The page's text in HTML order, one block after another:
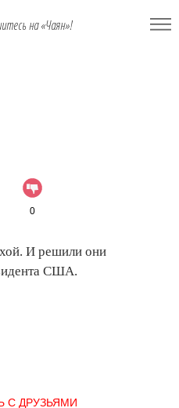
на «Чаян»!
0
И решили они
США.
С ДРУЗЬЯМИ